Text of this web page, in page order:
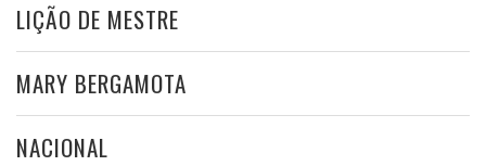
LIÇÃO DE MESTRE
MARY BERGAMOTA
NACIONAL